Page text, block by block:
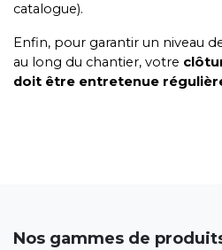
catalogue).
Enfin, pour garantir un niveau
au long du chantier, votre
doit être entretenue
Nos gammes de